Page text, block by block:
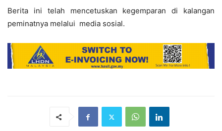
Berita ini telah mencetuskan kegemparan di kalangan
peminatnya melalui media sosial.